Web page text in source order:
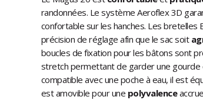
randonnées. Le système Aeroflex 3D
confortable sur les hanches. Les
précision de réglage afin que le sac soit
boucles de fixation pour les bâtons sont
stretch permettant de garder une gourde
compatible avec une poche à eau, il est
est amovible pour une polyvalence